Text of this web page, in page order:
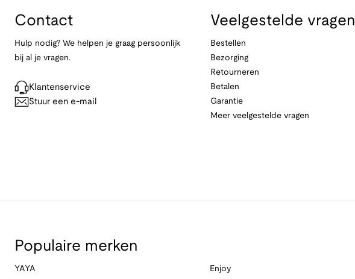
Contact
Hulp nodig? We helpen je graag persoonlijk
bij al je vragen.
Klantenservice
Stuur een e-mail
Veelgestelde vragen
Bestellen
Bezorging
Retourneren
Betalen
Garantie
Meer veelgestelde vragen
Populaire merken
YAYA Enjoy